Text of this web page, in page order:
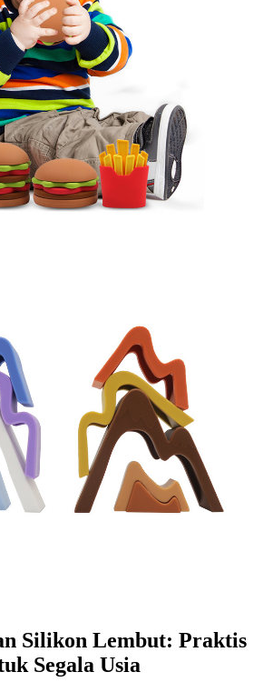
Silikon Lembut: Praktis
Segala Usia